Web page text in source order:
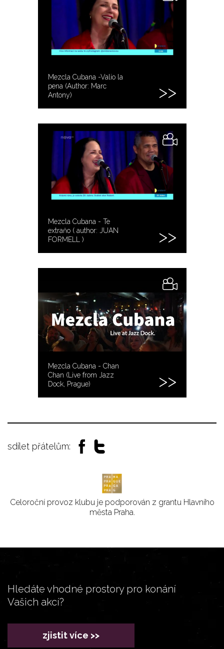
Mezcla Cubana -Valio la
pena (Author: Marc
Antony)
Mezcla Cubana - Te
extraňo ( author: JUAN
FORMELL )
Mezcla Cubana - Chan
Chan (Live from Jazz
Dock, Prague)
sdílet přátelům:
Celoroční provoz klubu je podporován z grantu Hlavního
města Praha.
Hledáte vhodné prostory pro konání
Vašich akcí?
zjistit více >>